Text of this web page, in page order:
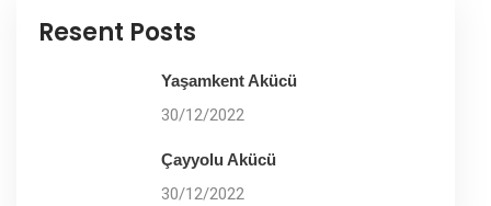
Resent Posts
Yaşamkent Akücü
30/12/2022
Çayyolu Akücü
30/12/2022